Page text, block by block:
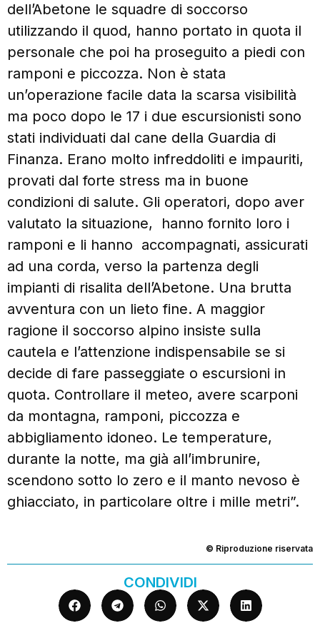
dell’Abetone le squadre di soccorso
utilizzando il quod, hanno portato in quota il
personale che poi ha proseguito a piedi con
ramponi e piccozza. Non è stata
un’operazione facile data la scarsa visibilità
ma poco dopo le 17 i due escursionisti sono
stati individuati dal cane della Guardia di
Finanza. Erano molto infreddoliti e impauriti,
provati dal forte stress ma in buone
condizioni di salute. Gli operatori, dopo aver
valutato la situazione, hanno fornito loro i
ramponi e li hanno accompagnati, assicurati
ad una corda, verso la partenza degli
impianti di risalita dell’Abetone. Una brutta
avventura con un lieto fine. A maggior
ragione il soccorso alpino insiste sulla
cautela e l’attenzione indispensabile se si
decide di fare passeggiate o escursioni in
quota. Controllare il meteo, avere scarponi
da montagna, ramponi, piccozza e
abbigliamento idoneo. Le temperature,
durante la notte, ma già all’imbrunire,
scendono sotto lo zero e il manto nevoso è
ghiacciato, in particolare oltre i mille metri”.
© Riproduzione riservata
CONDIVIDI